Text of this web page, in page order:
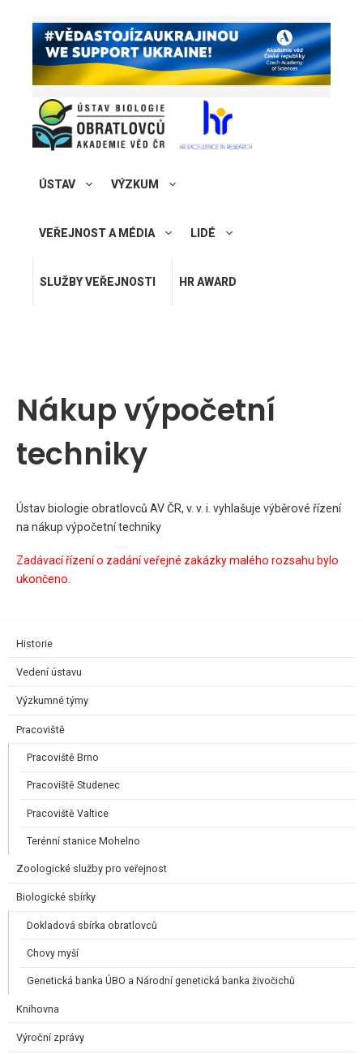
ÚSTAV VÝZKUM
VEŘEJNOST A MÉDIA LIDÉ
SLUŽBY VEŘEJNOSTI HR AWARD
Nákup výpočetní
techniky
Ústav biologie obratlovců AV ČR, v. v. i. vyhlašuje výběrové řízení
na nákup výpočetní techniky
Zadávací řízení o zadání veřejné zakázky malého rozsahu bylo
ukončeno.
Historie
Vedení ústavu
Výzkumné týmy
Pracoviště
Pracoviště Brno
Pracoviště Studenec
Pracoviště Valtice
Terénní stanice Mohelno
Zoologické služby pro veřejnost
Biologické sbírky
Dokladová sbírka obratlovců
Chovy myší
Genetická banka ÚBO a Národní genetická banka živočichů
Knihovna
Výroční zprávy